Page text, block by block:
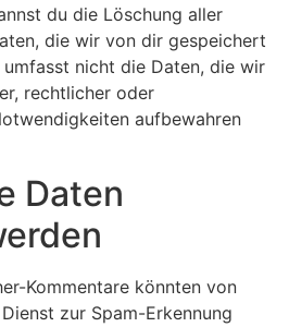
du die Löschung aller
die wir von dir gespeichert
nicht die Daten, die wir
rechtlicher oder
aufbewahren
Daten
Kommentare könnten von
zur Spam-Erkennung